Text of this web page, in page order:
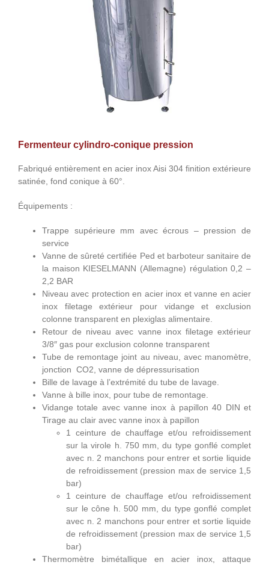
Fermenteur cylindro-conique pression
Fabriqué entièrement en acier inox Aisi 304 finition extérieure
satinée, fond conique à 60°.
Équipements :
Trappe supérieure mm avec écrous – pression de
service
Vanne de sûreté certifiée Ped et barboteur sanitaire de
la maison KIESELMANN (Allemagne) régulation 0,2 –
2,2 BAR
Niveau avec protection en acier inox et vanne en acier
inox filetage extérieur pour vidange et exclusion
colonne transparent en plexiglas alimentaire.
Retour de niveau avec vanne inox filetage extérieur
3/8″ gas pour exclusion colonne transparent
Tube de remontage joint au niveau, avec manomètre,
jonction CO2, vanne de dépressurisation
Bille de lavage à l’extrémité du tube de lavage.
Vanne à bille inox, pour tube de remontage.
Vidange totale avec vanne inox à papillon 40 DIN et
Tirage au clair avec vanne inox à papillon
1 ceinture de chauffage et/ou refroidissement
sur la virole h. 750 mm, du type gonflé complet
avec n. 2 manchons pour entrer et sortie liquide
de refroidissement (pression max de service 1,5
bar)
1 ceinture de chauffage et/ou refroidissement
sur le cône h. 500 mm, du type gonflé complet
avec n. 2 manchons pour entrer et sortie liquide
de refroidissement (pression max de service 1,5
bar)
Thermomètre bimétallique en acier inox, attaque